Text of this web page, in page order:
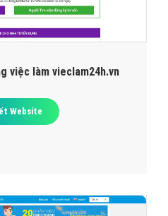
việc làm vieclam24h.vn
Website